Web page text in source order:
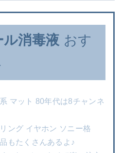
ル消毒液 おす
マット 80年代は8チャンネ
ング イヤホン ソニー格
もたくさんあるよ♪